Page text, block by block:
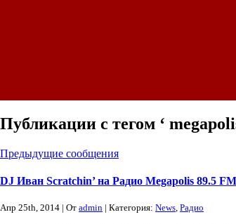
Публикации с тегом ‘
Предыдущие сообщения
DJ Иван Scratchin’ на Радио Megapolis 89.5
Апр 25th, 2014 | От admin | Категория: News, Радио